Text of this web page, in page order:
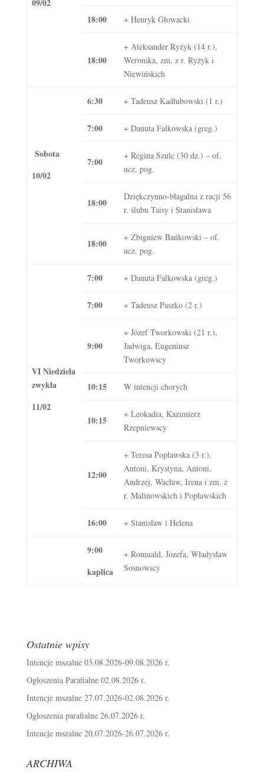
09/02
18:00 + Henryk Głowacki
18:00
+ Aleksander Ryżyk (14 r.),
Weronika, zm. z r. Ryżyk i
Niewińskich
Sobota
10/02
6:30 + Tadeusz Kadłubowski (1 r.)
7:00 + Danuta Falkowska (greg.)
7:00
+ Regina Szulc (30 dz.) – of.
ucz. pog.
18:00
Dziękczynno-błagalna z racji 56
r. ślubu Taisy i Stanisława
18:00
+ Zbigniew Bańkowski – of.
ucz. pog.
VI Niedziela
zwykła
11/02
7:00 + Danuta Falkowska (greg.)
7:00 + Tadeusz Paszko (2 r.)
9:00
+ Józef Tworkowski (21 r.),
Jadwiga, Eugeniusz
Tworkowscy
10:15 W intencji chorych
10:15
+ Leokadia, Kazimierz
Rzepniewscy
12:00
+ Teresa Popławska (3 r.),
Antoni, Krystyna, Antoni,
Andrzej, Wacław, Irena i zm. z
r. Malinowskich i Popławskich
16:00 + Stanisław i Helena
9:00
kaplica
+ Romuald, Józefa, Władysław
Sosnowscy
Ostatnie wpisy
Intencje mszalne 03.08.2026-09.08.2026 r.
Ogłoszenia Parafialne 02.08.2026 r.
Intencje mszalne 27.07.2026-02.08.2026 r.
Ogłoszenia parafialne 26.07.2026 r.
Intencje mszalne 20.07.2026-26.07.2026 r.
ARCHIWA